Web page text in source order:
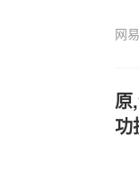
网
原
功